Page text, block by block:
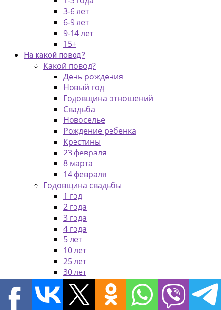
3-6 лет
6-9 лет
9-14 лет
15+
На какой повод?
Какой повод?
День рождения
Новый год
Годовщина отношений
Свадьба
Новоселье
Рождение ребенка
Крестины
23 февраля
8 марта
14 февраля
Годовщина свадьбы
1 год
2 года
3 года
4 года
5 лет
10 лет
25 лет
30 лет
50 лет
Юбилей
20 лет